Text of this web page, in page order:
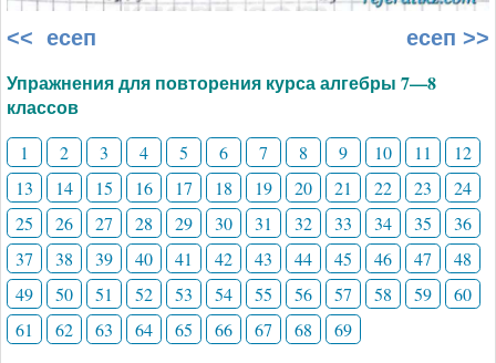
<< есеп есеп >>
Упражнения для повторения курса алгебры 7—8
классов
1 2 3 4 5 6 7 8 9 10 11
12
13
14 15 16 17 18 19 20 21 22 23
24
25
26 27 28 29 30 31 32 33 34 35
36
37
38 39 40 41 42 43 44 45 46 47
48
49
50 51 52 53 54 55 56 57 58 59
60
61
62 63 64 65 66 67 68 69